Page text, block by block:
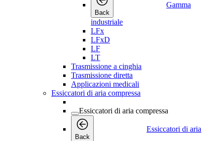
Back
Gamma
industriale
LFx
LFxD
LF
LT
Trasmissione a cinghia
Trasmissione diretta
Applicazioni medicali
Essiccatori di aria compressa
Essiccatori di aria compressa
Back
Essiccatori di aria